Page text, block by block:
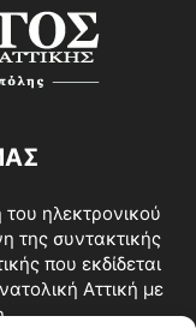
του ηλεκτρονικού
της συντακτικής
που εκδίδεται
Αττική με